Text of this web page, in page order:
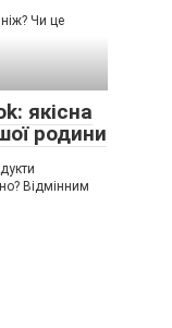
Чи це
якісна
родини
Відмінним